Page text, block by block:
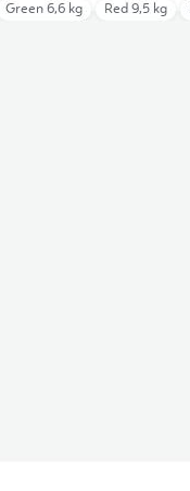
Green 6,6 kg Red 9,5 kg